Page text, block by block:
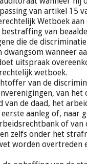
van artikel 15
Wetboek
van
die de
wanneer
uitspraak
wetboek.
van de
van het
van de daad, het
aanleg of, naar
of van
zelfs onder het
worden overtreden